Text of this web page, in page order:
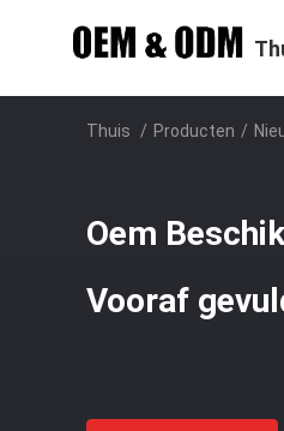
Thuis / Producten /
Oem
Vooraf